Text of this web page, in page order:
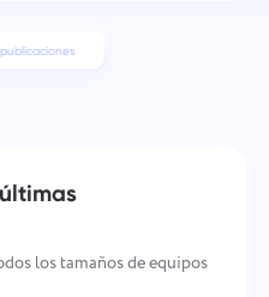
los tamaños de equipos